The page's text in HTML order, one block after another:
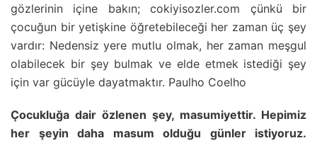
gözlerinin içine bakın; cokiyisozler.com çünkü bir
çocuğun bir yetişkine öğretebileceği her zaman üç şey
vardır: Nedensiz yere mutlu olmak, her zaman meşgul
olabilecek bir şey bulmak ve elde etmek istediği şey
için var gücüyle dayatmaktır. Paulho Coelho
Çocukluğa dair özlenen şey, masumiyettir. Hepimiz
her şeyin daha masum olduğu günler istiyoruz.